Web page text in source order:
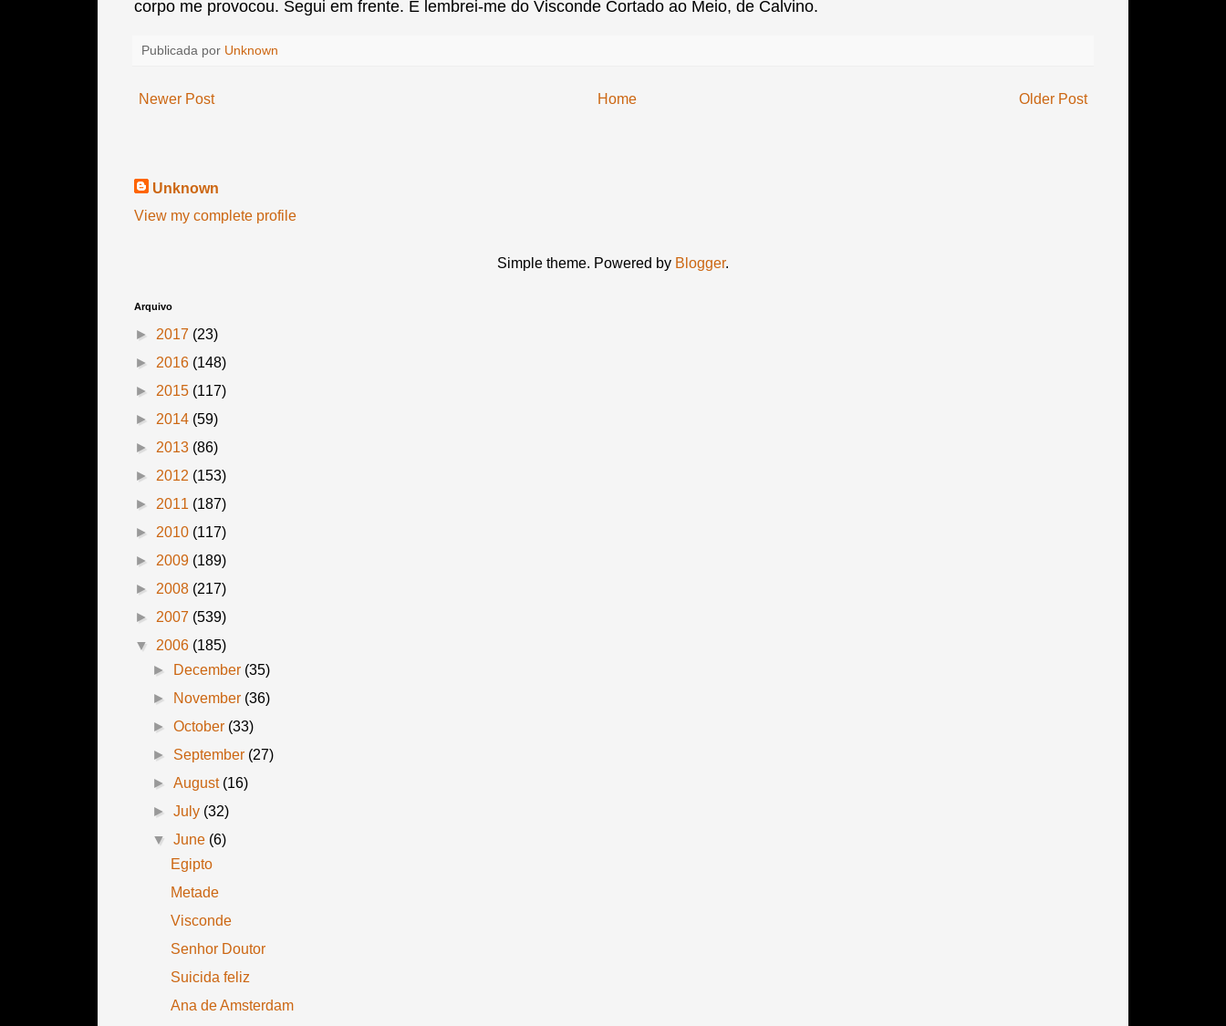
corpo me provocou. Segui em frente. E lembrei-me do Visconde Cortado ao Meio, de Calvino.
Publicada por Unknown
Newer Post Older Post
Home
Unknown
View my complete profile
Simple theme. Powered by Blogger.
Arquivo
► 2017 (23)
► 2016 (148)
► 2015 (117)
► 2014 (59)
► 2013 (86)
► 2012 (153)
► 2011 (187)
► 2010 (117)
► 2009 (189)
► 2008 (217)
► 2007 (539)
▼ 2006 (185)
►
December (35)
►
November (36)
►October (33)
► September (27)
►August (16)
►July (32)
▼June (6)
Egipto
Metade
Visconde
Senhor Doutor
Suicida feliz
Ana de Amsterdam